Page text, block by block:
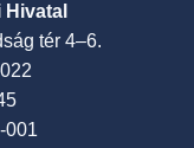
tér 4–6.
001